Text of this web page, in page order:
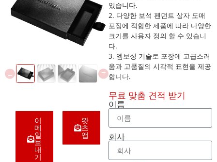
이
메
일
보
내
기
왓
츠
앱
있습니다.
2. 다양한 보석 펜던트 상자 도매
포장에 적합한 제품에 따라 다양한
크기를 사용자 정의 할 수 있습니
다.
3. 엠보싱 기술로 포장에 고급스러
움과 고품질의 시각적 표현을 제공
합니다.
무료 맞춤 견적 받기
이름
회사